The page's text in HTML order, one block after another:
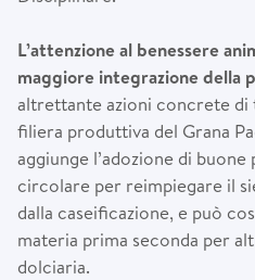
L’attenzione al benessere
maggiore integrazione della
altrettante azioni concrete
filiera produttiva del Grana
aggiunge l’adozione di
circolare per reimpiegare il
dalla caseificazione, e può
materia prima seconda per
dolciaria.